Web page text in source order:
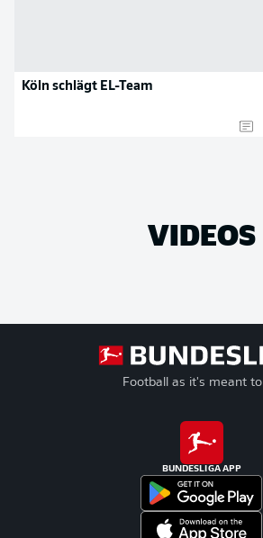
Köln schlägt EL-Team
VIDEOS
Football as it's meant
BUNDESLIGA APP